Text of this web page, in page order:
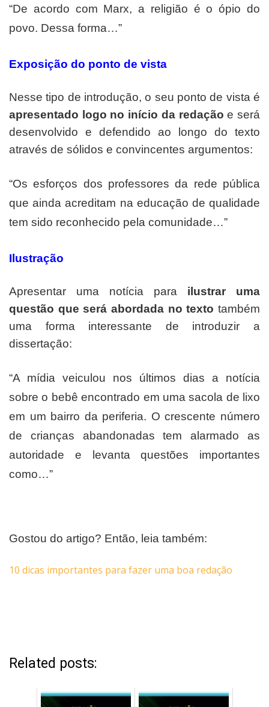
“De acordo com Marx, a religião é o ópio do
povo. Dessa forma…”
Exposição do ponto de vista
Nesse tipo de introdução, o seu ponto de vista é
apresentado logo no início da redação e será
desenvolvido e defendido ao longo do texto
através de sólidos e convincentes argumentos:
“Os esforços dos professores da rede pública
que ainda acreditam na educação de qualidade
tem sido reconhecido pela comunidade…”
Ilustração
Apresentar uma notícia para ilustrar uma
questão que será abordada no texto também
uma forma interessante de introduzir a
dissertação:
“A mídia veiculou nos últimos dias a notícia
sobre o bebê encontrado em uma sacola de lixo
em um bairro da periferia. O crescente número
de crianças abandonadas tem alarmado as
autoridade e levanta questões importantes
como…”
Gostou do artigo? Então, leia também:
10 dicas importantes para fazer uma boa redação
Related posts: